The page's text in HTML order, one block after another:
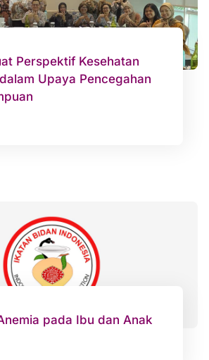
Perspektif Kesehatan
Upaya Pencegahan
pada Ibu dan Anak